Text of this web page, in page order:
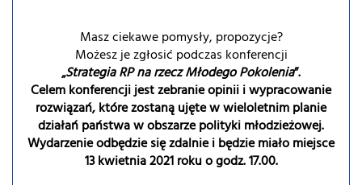
Masz ciekawe pomysły, propozycje?
Możesz je zgłosić podczas konferencji
„Strategia RP na rzecz Młodego Pokolenia”.
Celem konferencji jest zebranie opinii i wypracowanie
rozwiązań, które zostaną ujęte w wieloletnim planie
działań państwa w obszarze polityki młodzieżowej.
Wydarzenie odbędzie się zdalnie i będzie miało miejsce
13 kwietnia 2021 roku o godz. 17.00.